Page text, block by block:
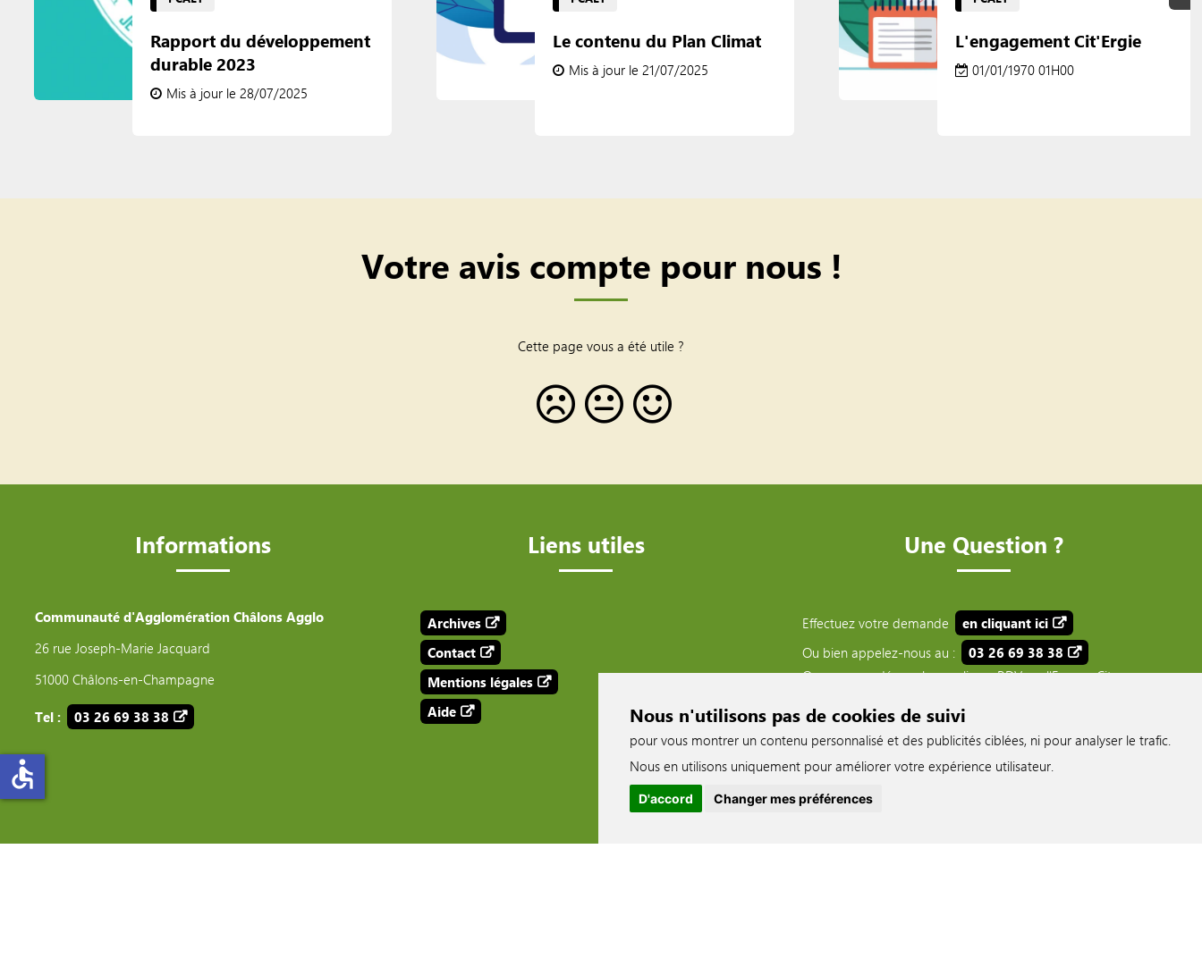
Nous n'utilisons pas de cookies de suivi
pour vous montrer un contenu personnalisé et des publicités ciblées, ni pour analyser le trafic.
Nous en utilisons uniquement pour améliorer votre expérience utilisateur.
D'accord Changer mes préférences
Rapport du développement
durable 2023
Mis à jour le 28/07/2025
Le contenu du Plan Climat
Mis à jour le 21/07/2025
L'engagement Cit'Ergie
01/01/1970 01H00
Votre avis compte pour nous !
Cette page vous a été utile ?
Informations
Communauté d'Agglomération Châlons Agglo
26 rue Joseph-Marie Jacquard
51000 Châlons-en-Champagne
Tel : 03 26 69 38 38
Liens utiles
Archives
Contact
Mentions légales
Aide
Une Question ?
Effectuez votre demande
en cliquant ici
Ou bien appelez-nous au :
03 26 69 38 38
Ou pour vos démarches en ligne, RDV sur l'Espace Citoyen :
accessible